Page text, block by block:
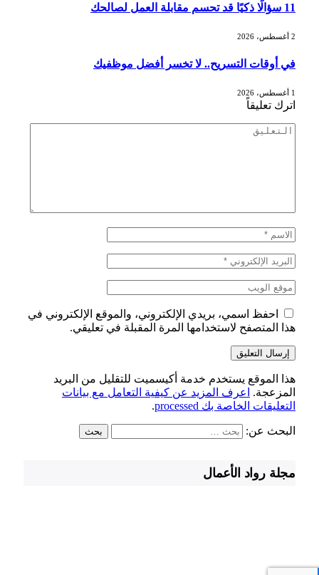
11 سؤالًا ذكيًا قد تحسم مقابلة العمل لصالحك
2 أغسطس، 2026
في أوقات التسريح.. لا تخسر أفضل موظفيك
1 أغسطس، 2026
اترك تعليقاً
احفظ اسمي، بريدي الإلكتروني، والموقع الإلكتروني في
هذا المتصفح لاستخدامها المرة المقبلة في تعليقي.
هذا الموقع يستخدم خدمة أكيسميت للتقليل من البريد
المزعجة.
اعرف المزيد عن كيفية التعامل مع بيانات
التعليقات الخاصة بك processed
.
البحث عن:
مجلة رواد الأعمال